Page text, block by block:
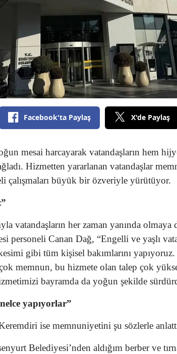
Facebook'ta Paylaş X'de Paylaş
mesai harcayarak vatandaşların hem
Hizmetten yararlanan vatandaşlar
çalışmaları büyük bir özveriyle yürütüyor.
vatandaşların her zaman yanında
personeli Canan Dağ, “Engelli ve yaşlı
gibi tüm kişisel bakımlarını
çok memnun, bu hizmete olan talep çok
bayramda da yoğun şekilde
yapıyorlar”
ise memnuniyetini şu sözlerle
Belediyesi’nden aldığım berber ve